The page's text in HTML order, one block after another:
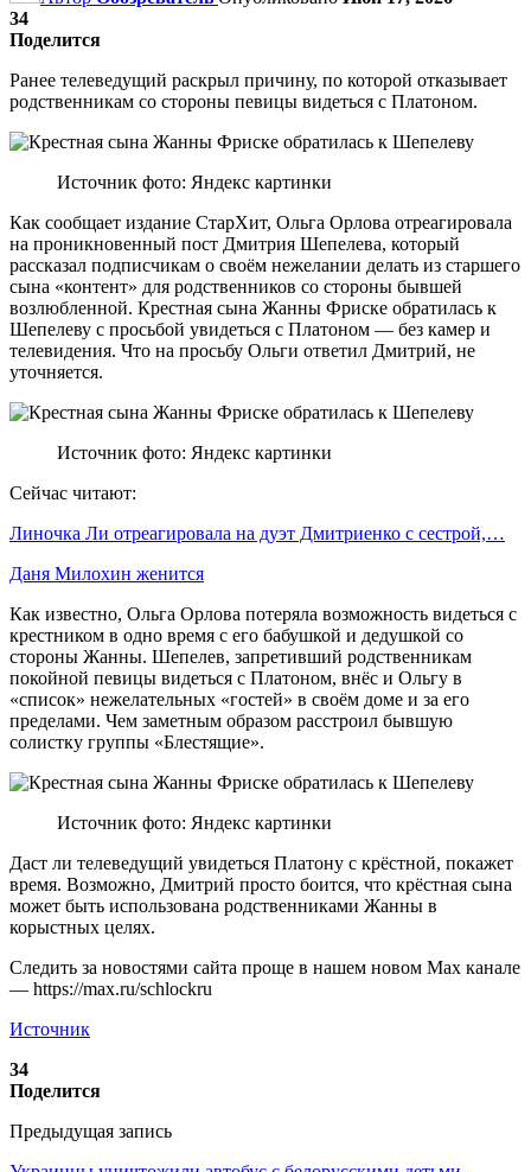
34
Поделится
Ранее телеведущий раскрыл причину, по которой отказывает
родственникам со стороны певицы видеться с Платоном.
Источник фото: Яндекс картинки
Как сообщает издание СтарХит, Ольга Орлова отреагировала
на проникновенный пост Дмитрия Шепелева, который
рассказал подписчикам о своём нежелании делать из старшего
сына «контент» для родственников со стороны бывшей
возлюбленной. Крестная сына Жанны Фриске обратилась к
Шепелеву с просьбой увидеться с Платоном — без камер и
телевидения. Что на просьбу Ольги ответил Дмитрий, не
уточняется.
Источник фото: Яндекс картинки
Сейчас читают:
Линочка Ли отреагировала на дуэт Дмитриенко с сестрой,…
Даня Милохин женится
Как известно, Ольга Орлова потеряла возможность видеться с
крестником в одно время с его бабушкой и дедушкой со
стороны Жанны. Шепелев, запретивший родственникам
покойной певицы видеться с Платоном, внёс и Ольгу в
«список» нежелательных «гостей» в своём доме и за его
пределами. Чем заметным образом расстроил бывшую
солистку группы «Блестящие».
Источник фото: Яндекс картинки
Даст ли телеведущий увидеться Платону с крёстной, покажет
время. Возможно, Дмитрий просто боится, что крёстная сына
может быть использована родственниками Жанны в
корыстных целях.
Следить за новостями сайта проще в нашем новом Max канале
— https://max.ru/schlockru
Источник
34
Поделится
Предыдущая запись